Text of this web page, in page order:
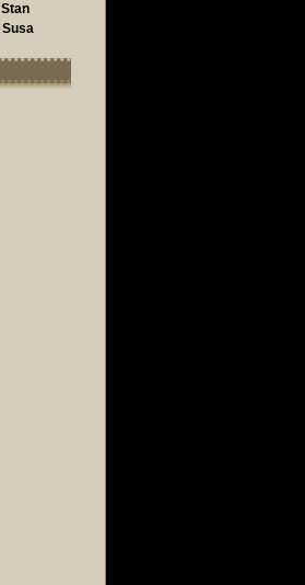
Stan
Susa